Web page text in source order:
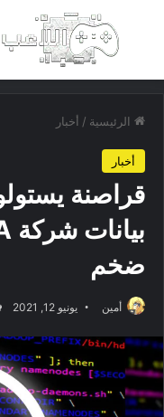
بحث عن
الرئيسية / أخبار
أخبار
ضخم
أمين يونيو 12, 2021